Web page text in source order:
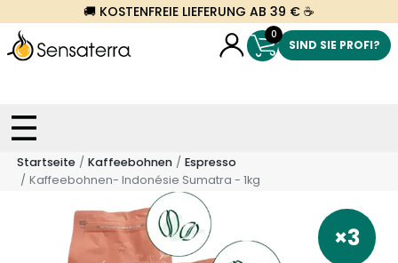
🚚 KOSTENFREIE LIEFERUNG AB 39 € ☕
0
SIND SIE PROFI?
Startseite Kaffeebohnen
Espresso
Kaffeebohnen- Indonésie Sumatra - 1kg
×3